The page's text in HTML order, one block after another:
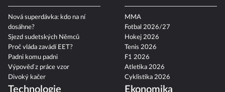
Nová superdávka: kdo na ní
dosáhne?
Sjezd sudetských Němců
Proč vláda zavádí EET?
Padni komu padni
Výpověď z práce vzor
Divoký kačer
MMA
Fotbal 2026/27
Hokej 2026
Tenis 2026
F1 2026
Atletika 2026
Cyklistika 2026
Technologie Ekonomika